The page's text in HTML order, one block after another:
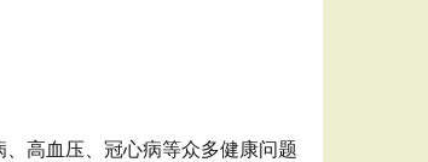
、高血压、冠心病等众多健康问题